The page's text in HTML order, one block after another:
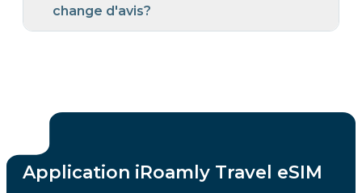
change d'avis?
Application iRoamly Travel eSIM